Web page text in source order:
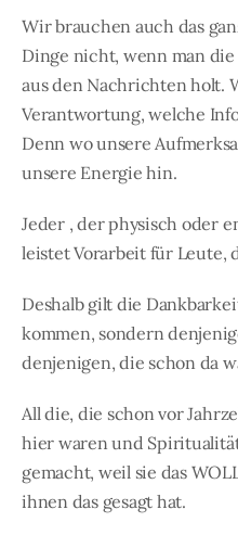
Wir brauchen auch das
Dinge nicht, wenn man
aus den Nachrichten holt.
Verantwortung, welche
Denn wo unsere
unsere Energie hin.
Jeder , der physisch oder
leistet Vorarbeit für Leute,
Deshalb gilt die
kommen, sondern
denjenigen, die schon da
All die, die schon vor
hier waren und
gemacht, weil sie das
ihnen das gesagt hat.